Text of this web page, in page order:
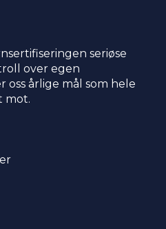
seriøse
over egen
oss årlige mål som hele
mot.